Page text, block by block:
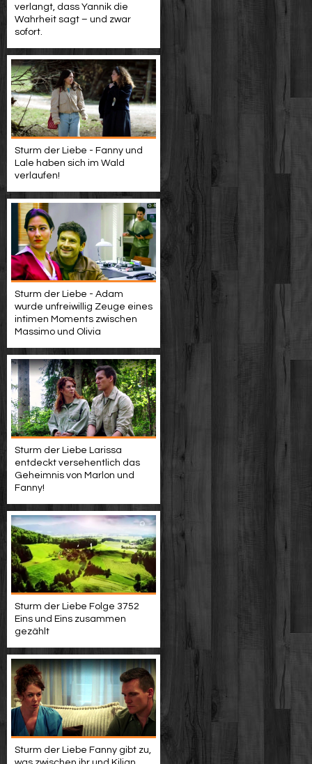
verlangt, dass Yannik die
Wahrheit sagt – und zwar
sofort.
Sturm der Liebe - Fanny und
Lale haben sich im Wald
verlaufen!
Sturm der Liebe - Adam
wurde unfreiwillig Zeuge eines
intimen Moments zwischen
Massimo und Olivia
Sturm der Liebe Larissa
entdeckt versehentlich das
Geheimnis von Marlon und
Fanny!
Sturm der Liebe Folge 3752
Eins und Eins zusammen
gezählt
Sturm der Liebe Fanny gibt zu,